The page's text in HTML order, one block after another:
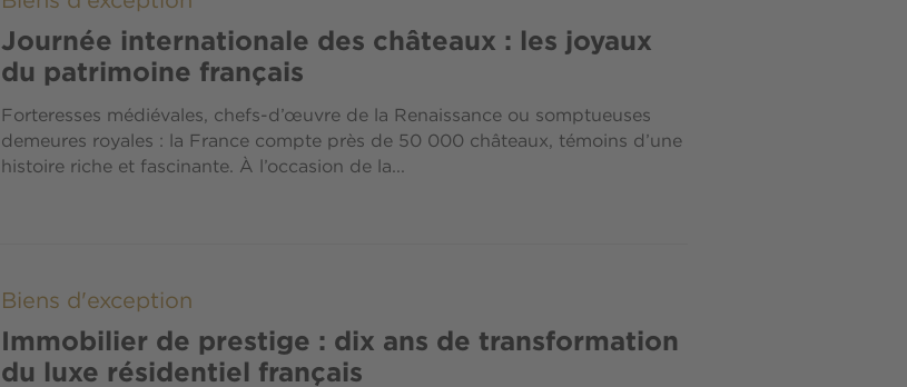
Journée internationale des châteaux : les joyaux
du patrimoine français
Forteresses médiévales, chefs-d’œuvre de la Renaissance ou somptueuses
demeures royales : la France compte près de 50 000 châteaux, témoins d’une
histoire riche et fascinante. À l’occasion de la...
Biens d'exception
Immobilier de prestige : dix ans de transformation
du luxe résidentiel français